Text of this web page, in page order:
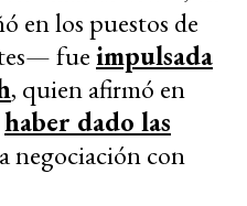
en los puestos de
fueimpulsada
, quien afirmó en
haber dado las
negociación con